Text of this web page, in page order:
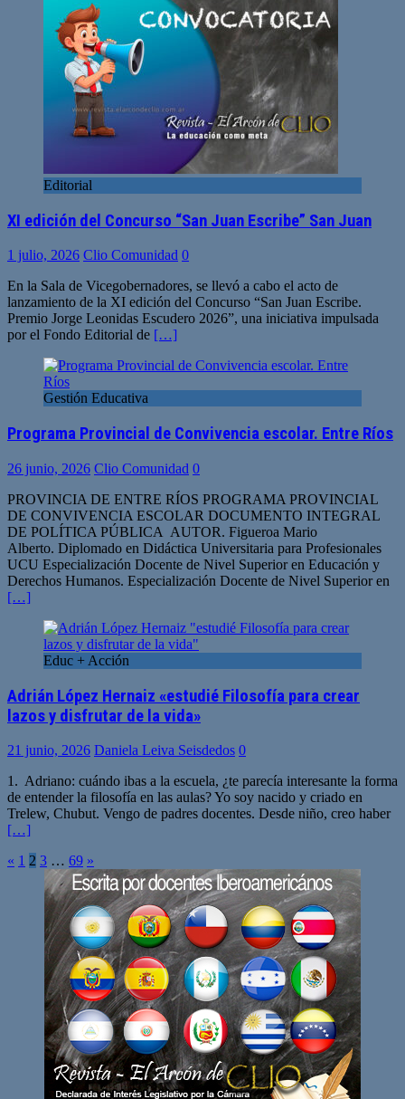
Editorial
XI edición del Concurso “San Juan Escribe” San Juan
1 julio, 2026 Clio Comunidad 0
En la Sala de Vicegobernadores, se llevó a cabo el acto de
lanzamiento de la XI edición del Concurso “San Juan Escribe.
Premio Jorge Leonidas Escudero 2026”, una iniciativa impulsada
por el Fondo Editorial de […]
Gestión Educativa
Programa Provincial de Convivencia escolar. Entre Ríos
26 junio, 2026 Clio Comunidad 0
PROVINCIA DE ENTRE RÍOS PROGRAMA PROVINCIAL
DE CONVIVENCIA ESCOLAR DOCUMENTO INTEGRAL
DE POLÍTICA PÚBLICA AUTOR. Figueroa Mario
Alberto. Diplomado en Didáctica Universitaria para Profesionales
UCU Especialización Docente de Nivel Superior en Educación y
Derechos Humanos. Especialización Docente de Nivel Superior en
[…]
Educ + Acción
Adrián López Hernaiz «estudié Filosofía para crear
lazos y disfrutar de la vida»
21 junio, 2026 Daniela Leiva Seisdedos 0
1. Adriano: cuándo ibas a la escuela, ¿te parecía interesante la forma
de entender la filosofía en las aulas? Yo soy nacido y criado en
Trelew, Chubut. Vengo de padres docentes. Desde niño, creo haber
[…]
Paginación
entradas
« 1 2 3 … 69 »